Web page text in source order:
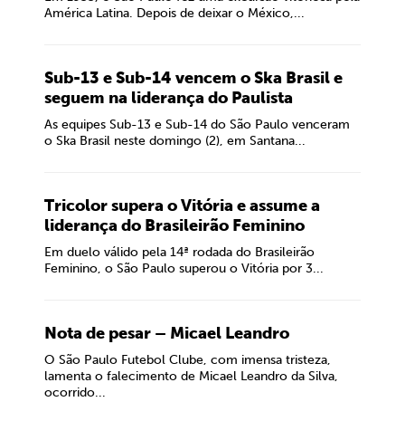
América Latina. Depois de deixar o México,...
Sub-13 e Sub-14 vencem o Ska Brasil e
seguem na liderança do Paulista
As equipes Sub-13 e Sub-14 do São Paulo venceram
o Ska Brasil neste domingo (2), em Santana...
Tricolor supera o Vitória e assume a
liderança do Brasileirão Feminino
Em duelo válido pela 14ª rodada do Brasileirão
Feminino, o São Paulo superou o Vitória por 3...
Nota de pesar – Micael Leandro
O São Paulo Futebol Clube, com imensa tristeza,
lamenta o falecimento de Micael Leandro da Silva,
ocorrido...